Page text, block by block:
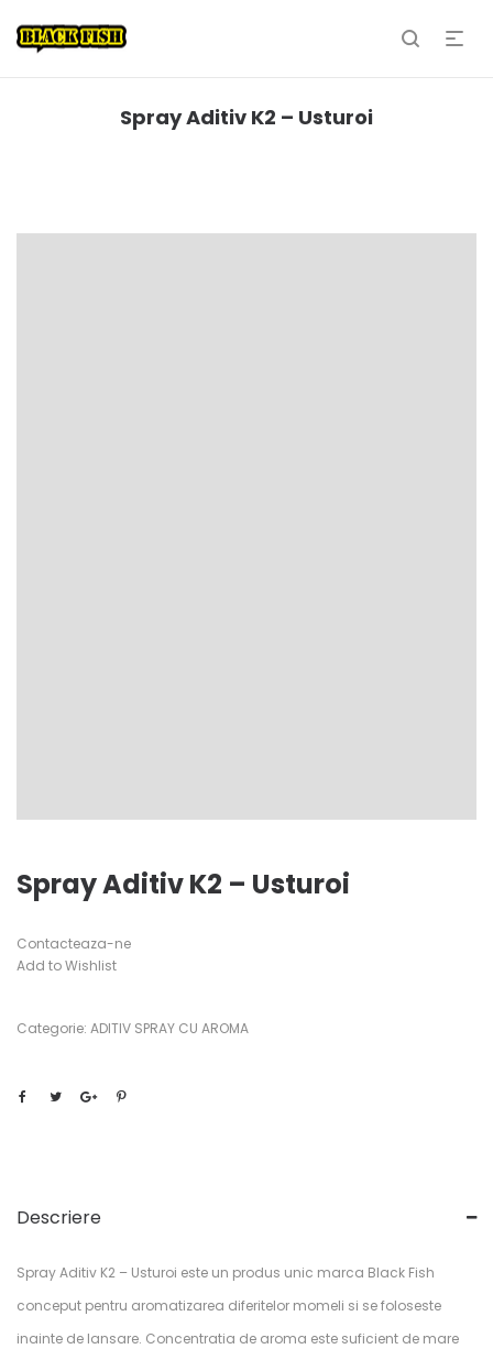
Spray Aditiv K2 – Usturoi
Spray Aditiv K2 – Usturoi
Contacteaza-ne
Add to Wishlist
Categorie: ADITIV SPRAY CU AROMA
Descriere
Spray Aditiv K2 – Usturoi este un produs unic marca Black Fish
conceput pentru aromatizarea diferitelor momeli si se foloseste
inainte de lansare. Concentratia de aroma este suficient de mare